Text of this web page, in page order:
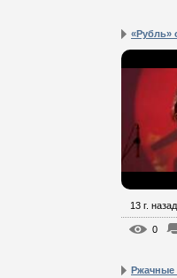
«Рубль»
13 г. назад
0
Ржачные